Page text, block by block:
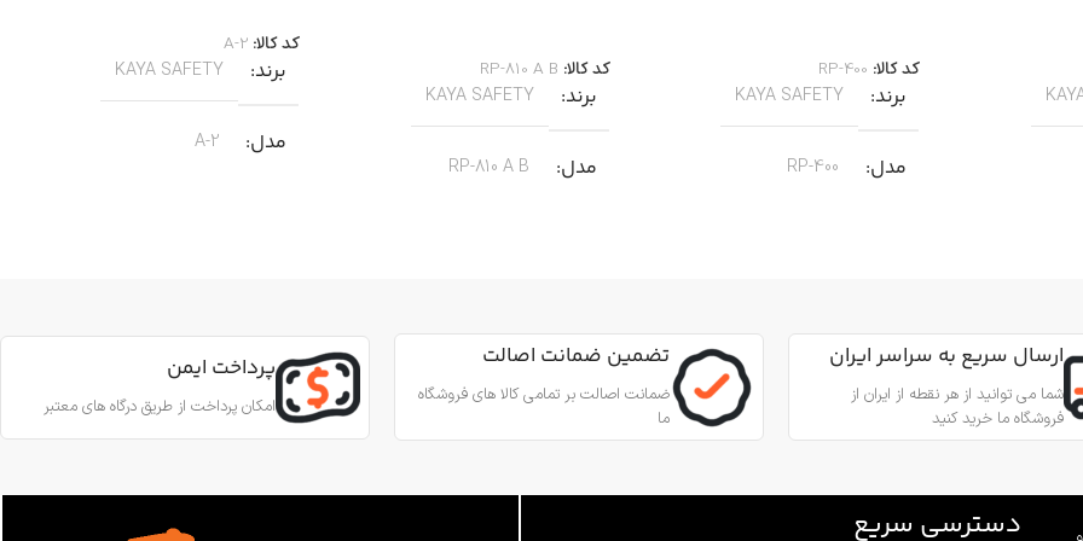
افقی و
فولاد ضد زنگ
کد کالا: RP-400
برند KAYA SAFETY
مدل RP-400
بادامک درونی
آلیاژ آلومینیوم و فولاد ضد زنگ 316
قطر طناب
کد کالا: RP-810 A B
برند KAYA SAFETY
مدل RP-810 A B
مناسب برای کارهای عمودی، افقی و
جنس آلومینیوم
کد کالا:A-2
برند KAYA SAFETY
مدل A-2
قطر طناب
وزن
استاندارد EN567
ارسال سریع به سراسر ایران
شما می توانید از هر نقطه از ایران از
فروشگاه ما خرید کنید
تضمین ضمانت اصالت
ضمانت اصالت بر تمامی کالا های فروشگاه
ما
پرداخت ایمن
امکان پرداخت از طریق درگاه های معتبر
دسترسی سریع